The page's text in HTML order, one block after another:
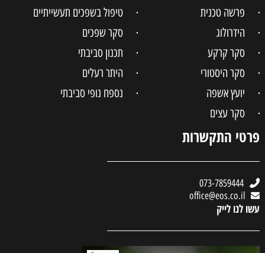
פרשה טכנית
טיפול בשפכים תעשייתיים
הידרולוג
סקר שפכים
סקר קרקע
תכנון סביבתי
סקר היסטורי
היתר רעלים
יועץ אשפה
נספח נופי סביבתי
סקר עצים
פרטי התקשרות
073-7859444
office@eos.co.il
עשו לנו לייק